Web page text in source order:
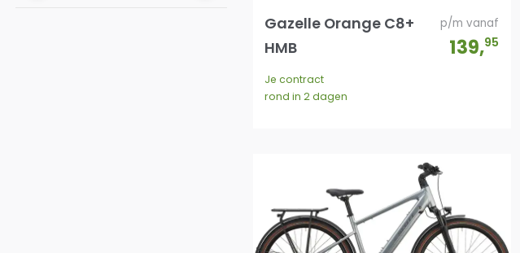
Gazelle Orange C8+
HMB
p/m vanaf
139,95
Je contract
rond in 2 dagen